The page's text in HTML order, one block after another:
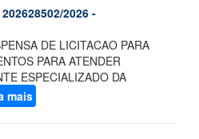
2026 -
DE LICITACAO PARA
PARA ATENDER
ESPECIALIZADO DA
mais